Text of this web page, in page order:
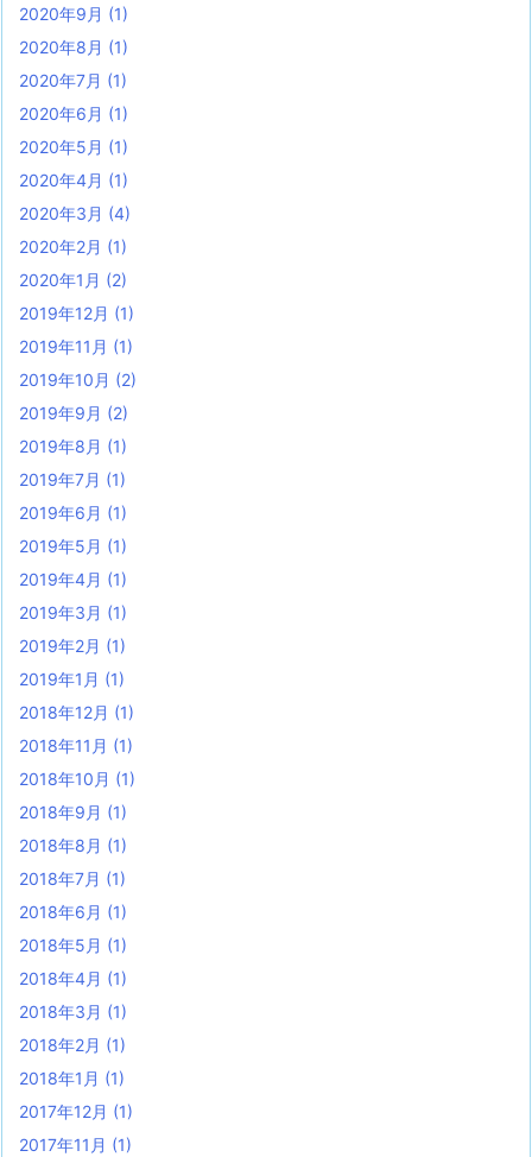
2020年9月 (1)
2020年8月 (1)
2020年7月 (1)
2020年6月 (1)
2020年5月 (1)
2020年4月 (1)
2020年3月 (4)
2020年2月 (1)
2020年1月 (2)
2019年12月 (1)
2019年11月 (1)
2019年10月 (2)
2019年9月 (2)
2019年8月 (1)
2019年7月 (1)
2019年6月 (1)
2019年5月 (1)
2019年4月 (1)
2019年3月 (1)
2019年2月 (1)
2019年1月 (1)
2018年12月 (1)
2018年11月 (1)
2018年10月 (1)
2018年9月 (1)
2018年8月 (1)
2018年7月 (1)
2018年6月 (1)
2018年5月 (1)
2018年4月 (1)
2018年3月 (1)
2018年2月 (1)
2018年1月 (1)
2017年12月 (1)
2017年11月 (1)